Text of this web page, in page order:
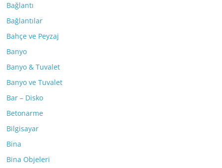
Bağlantı
Bağlantılar
Bahçe ve Peyzaj
Banyo
Banyo & Tuvalet
Banyo ve Tuvalet
Bar – Disko
Betonarme
Bilgisayar
Bina
Bina Objeleri